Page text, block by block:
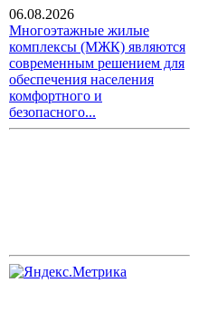
06.08.2026
Многоэтажные жилые
комплексы (МЖК) являются
современным решением для
обеспечения населения
комфортного и
безопасного...